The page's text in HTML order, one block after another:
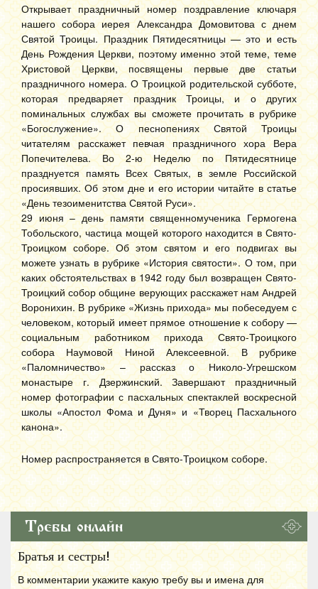
Открывает праздничный номер поздравление ключаря
нашего собора иерея Александра Домовитова с днем
Святой Троицы. Праздник Пятидесятницы — это и есть
День Рождения Церкви, поэтому именно этой теме, теме
Христовой Церкви, посвящены первые две статьи
праздничного номера. О Троицкой родительской субботе,
которая предваряет праздник Троицы, и о других
поминальных службах вы сможете прочитать в рубрике
«Богослужение». О песнопениях Святой Троицы
читателям расскажет певчая праздничного хора Вера
Попечителева. Во 2-ю Неделю по Пятидесятнице
празднуется память Всех Святых, в земле Российской
просиявших. Об этом дне и его истории читайте в статье
«День тезоименитства Святой Руси».
29 июня – день памяти священномученика Гермогена
Тобольского, частица мощей которого находится в Свято-
Троицком соборе. Об этом святом и его подвигах вы
можете узнать в рубрике «История святости». О том, при
каких обстоятельствах в 1942 году был возвращен Свято-
Троицкий собор общине верующих расскажет нам Андрей
Воронихин. В рубрике «Жизнь прихода» мы побеседуем с
человеком, который имеет прямое отношение к собору —
социальным работником прихода Свято-Троицкого
собора Наумовой Ниной Алексеевной. В рубрике
«Паломничество» – рассказ о Николо-Угрешском
монастыре г. Дзержинский. Завершают праздничный
номер фотографии с пасхальных спектаклей воскресной
школы «Апостол Фома и Дуня» и «Творец Пасхального
канона».
Номер распространяется в Свято-Троицком соборе.
Требы онлайн
Братья и сестры!
В комментарии укажите какую требу вы и имена для